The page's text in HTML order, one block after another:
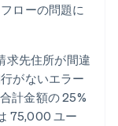
ローの問題に
求先住所が間違
がないエラー
計金額の 25%
75,000 ユー